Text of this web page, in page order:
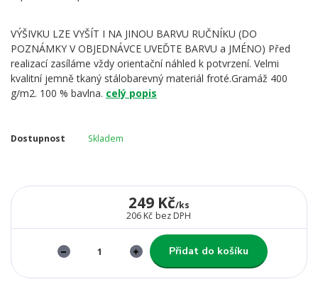
VÝŠIVKU LZE VYŠÍT I NA JINOU BARVU RUČNÍKU (DO
POZNÁMKY V OBJEDNÁVCE UVEĎTE BARVU a JMÉNO) Před
realizací zasíláme vždy orientační náhled k potvrzení. Velmi
kvalitní jemně tkaný stálobarevný materiál froté.Gramáž 400
g/m2. 100 % bavlna. celý popis
Dostupnost Skladem
249 Kč/ks
206 Kč bez DPH
Přidat do košíku